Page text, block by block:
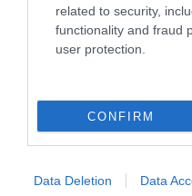
related to security,
functionality and fraud
user protection.
CONFIRM
Data Deletion Data
megújulás támogatása…